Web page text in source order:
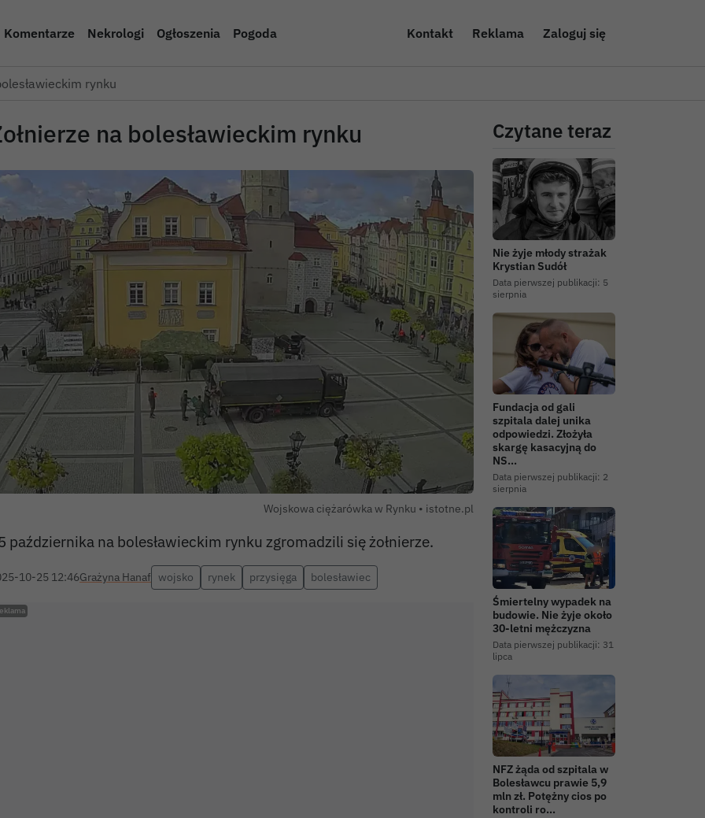
Komentarze Nekrologi Ogłoszenia Pogoda Kontakt Reklama Zaloguj się
rynku
na bolesławieckim rynku
Wojskowa ciężarówka w Rynku • Autor zdjęcia:
istotne.pl
października na bolesławieckim rynku zgromadzili się żołnierze.
10-25 12:46Grażyna Hanaf wojsko rynek przysięga bolesławiec
Czytane teraz
Nie żyje młody strażak
Krystian Sudół
Data pierwszej publikacji: 5
sierpnia
Fundacja od gali
szpitala dalej unika
odpowiedzi. Złożyła
skargę kasacyjną do
NS…
Data pierwszej publikacji: 2
sierpnia
Śmiertelny wypadek na
budowie. Nie żyje około
30-letni mężczyzna
Data pierwszej publikacji: 31
lipca
NFZ żąda od szpitala w
Bolesławcu prawie 5,9
mln zł. Potężny cios po
kontroli ro…